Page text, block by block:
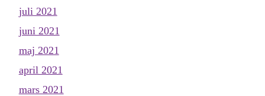
juli 2021
juni 2021
maj 2021
april 2021
mars 2021